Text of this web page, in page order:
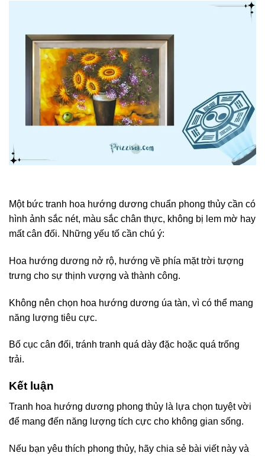
Một bức tranh hoa hướng dương chuẩn phong thủy cần có
hình ảnh sắc nét, màu sắc chân thực, không bị lem mờ hay
mất cân đối. Những yếu tố cần chú ý:
Hoa hướng dương nở rộ, hướng về phía mặt trời tượng
trưng cho sự thịnh vượng và thành công.
Không nên chọn hoa hướng dương úa tàn, vì có thể mang
năng lượng tiêu cực.
Bố cục cân đối, tránh tranh quá dày đặc hoặc quá trống
trải.
Kết luận
Tranh hoa hướng dương phong thủy là lựa chọn tuyệt vời
để mang đến năng lượng tích cực cho không gian sống.
Nếu bạn yêu thích phong thủy, hãy chia sẻ bài viết này và